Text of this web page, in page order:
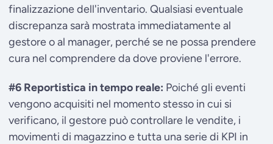
finalizzazione dell'inventario. Qualsiasi eventuale
discrepanza sarà mostrata immediatamente al
gestore o al manager, perché se ne possa prendere
cura nel comprendere da dove proviene l'errore.
#6 Reportistica in tempo reale: Poiché gli eventi
vengono acquisiti nel momento stesso in cui si
verificano, il gestore può controllare le vendite, i
movimenti di magazzino e tutta una serie di KPI in